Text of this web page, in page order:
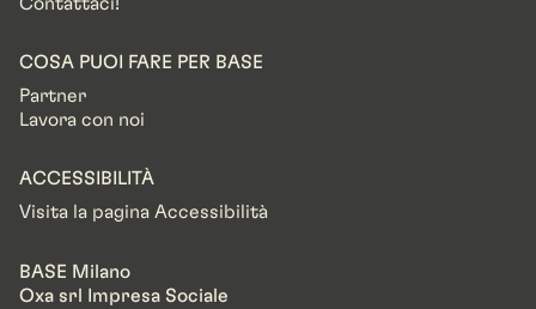
Contattaci!
COSA PUOI FARE PER BASE
Partner
Lavora con noi
ACCESSIBILITÀ
Visita la pagina Accessibilità
BASE Milano
Oxa srl Impresa Sociale